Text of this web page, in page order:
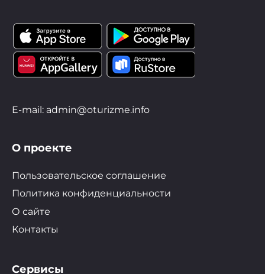
E-mail: admin@oturizme.info
О проекте
Пользовательское соглашение
Политика конфиденциальности
О сайте
Контакты
Сервисы